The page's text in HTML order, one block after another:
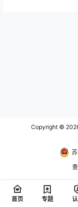
Copyright ©
首页 专题